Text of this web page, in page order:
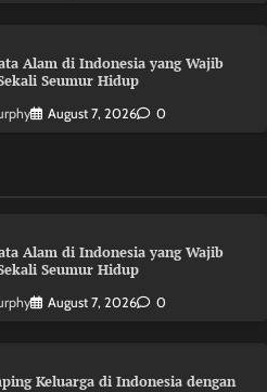
Alam di Indonesia yang Wajib
Seumur Hidup
August 7, 2026 0
Alam di Indonesia yang Wajib
Seumur Hidup
August 7, 2026 0
Keluarga di Indonesia dengan